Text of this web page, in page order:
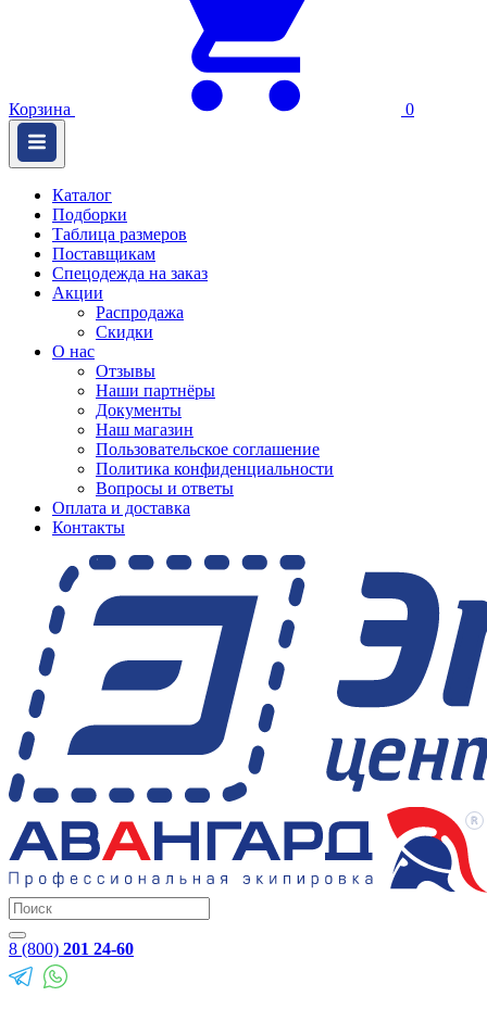
Корзина 0
Каталог
Подборки
Таблица размеров
Поставщикам
Спецодежда на заказ
Акции
Распродажа
Скидки
О нас
Отзывы
Наши партнёры
Документы
Наш магазин
Пользовательское соглашение
Политика конфиденциальности
Вопросы и ответы
Оплата и доставка
Контакты
8 (800) 201 24-60